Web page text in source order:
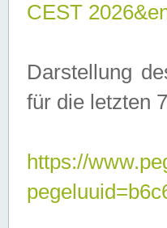
CEST
Darstellung
für die letzten
https://